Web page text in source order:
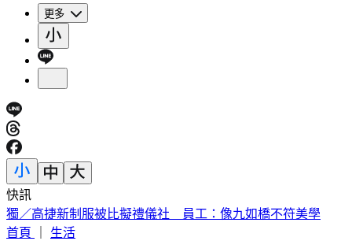
更多
快訊
富婆砸錢當女主「強加60場吻戲」 男星崩潰發聲：往我嘴裡
伸舌頭